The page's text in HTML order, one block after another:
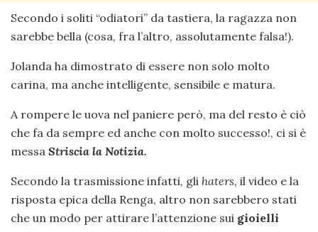
Secondo i soliti “odiatori” da tastiera, la ragazza non
sarebbe bella (cosa, fra l’altro, assolutamente falsa!).
Jolanda ha dimostrato di essere non solo molto
carina, ma anche intelligente, sensibile e matura.
A rompere le uova nel paniere però, ma del resto è ciò
che fa da sempre ed anche con molto successo!, ci si è
messa Striscia la Notizia.
Secondo la trasmissione infatti, gli haters, il video e la
risposta epica della Renga, altro non sarebbero stati
che un modo per attirare l’attenzione sui gioielli